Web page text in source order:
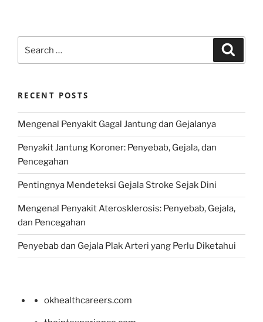
for:
RECENT POSTS
Mengenal Penyakit Gagal Jantung dan Gejalanya
Penyakit Jantung Koroner: Penyebab, Gejala, dan
Pencegahan
Pentingnya Mendeteksi Gejala Stroke Sejak Dini
Mengenal Penyakit Aterosklerosis: Penyebab, Gejala,
dan Pencegahan
Penyebab dan Gejala Plak Arteri yang Perlu Diketahui
okhealthcareers.com